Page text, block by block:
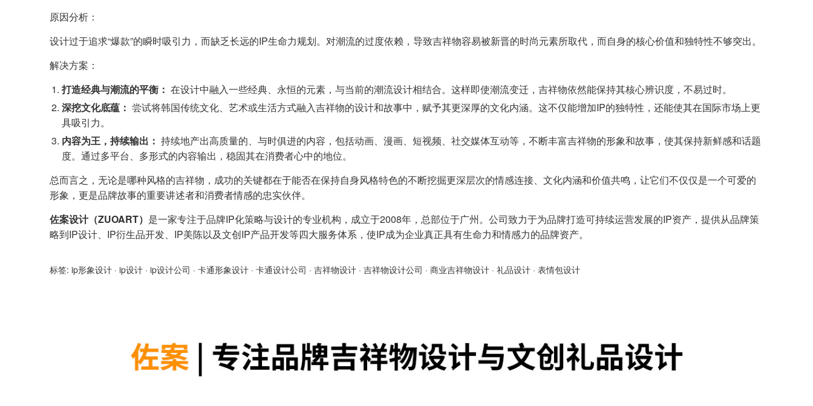
原因分析：
设计过于追求“爆款”的瞬时吸引力，而缺乏长远的IP生命力规划。对潮流的过度依赖，导致吉祥物容易被新晋的时尚元素所取代，而自身的核心价值和独特性不够突出。
解决方案：
打造经典与潮流的平衡： 在设计中融入一些经典、永恒的元素，与当前的潮流设计相结合。这样即使潮流变迁，吉祥物依然能保持其核心辨识度，不易过时。
深挖文化底蕴： 尝试将韩国传统文化、艺术或生活方式融入吉祥物的设计和故事中，赋予其更深厚的文化内涵。这不仅能增加IP的独特性，还能使其在国际市场上更
具吸引力。
内容为王，持续输出： 持续地产出高质量的、与时俱进的内容，包括动画、漫画、短视频、社交媒体互动等，不断丰富吉祥物的形象和故事，使其保持新鲜感和话题
度。通过多平台、多形式的内容输出，稳固其在消费者心中的地位。
总而言之，无论是哪种风格的吉祥物，成功的关键都在于能否在保持自身风格特色的不断挖掘更深层次的情感连接、文化内涵和价值共鸣，让它们不仅仅是一个可爱的
形象，更是品牌故事的重要讲述者和消费者情感的忠实伙伴。
佐案设计（ZUOART） 是一家专注于品牌IP化策略与设计的专业机构，成立于2008年，总部位于广州。公司致力于为品牌打造可持续运营发展的IP资产，提供从品牌策
略到IP设计、IP衍生品开发、IP美陈以及文创IP产品开发等四大服务体系，使IP成为企业真正具有生命力和情感力的品牌资产。
标签: ip形象设计 · ip设计 · ip设计公司 · 卡通形象设计 · 卡通设计公司 · 吉祥物设计 · 吉祥物设计公司 · 商业吉祥物设计 · 礼品设计 · 表情包设计